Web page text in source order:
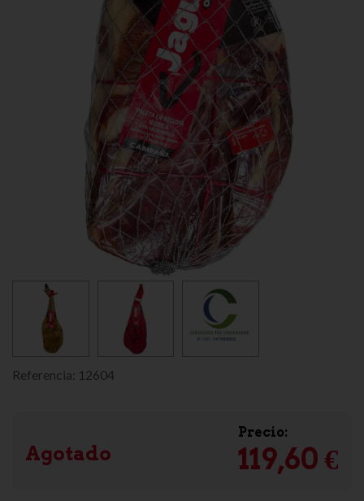
Referencia: 12604
Agotado
Precio:
119,60 €